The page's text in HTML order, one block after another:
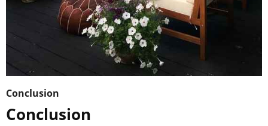
Conclusion
Conclusion